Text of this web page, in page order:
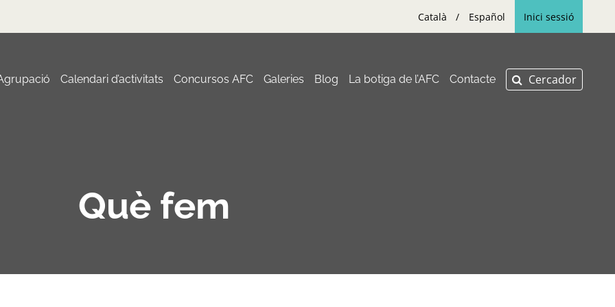
Català Español Inici sessió
Agrupació Calendari d’activitats Concursos AFC Galeries Blog La botiga de l’AFC Contacte
Què fem